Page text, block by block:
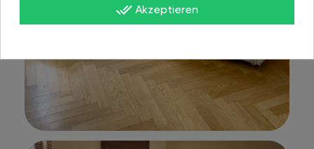
done_all Akzeptieren